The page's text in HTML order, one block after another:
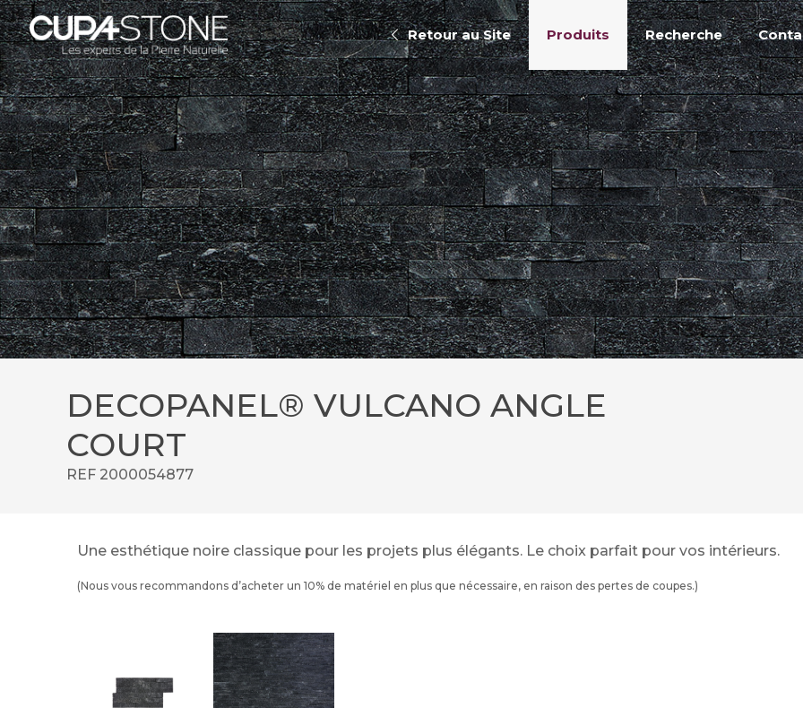
Retour au Site Produits Recherche
DECOPANEL® VULCANO ANGLE
COURT
REF 2000054877
Une esthétique noire classique pour les projets plus élégants. Le choix parfait pour vos intérieurs.
(Nous vous recommandons d’acheter un 10% de matériel en plus que nécessaire, en raison des pertes de coupes.)